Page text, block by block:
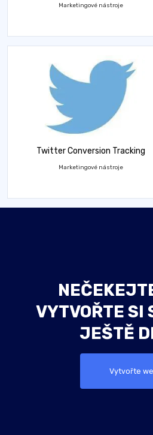
Marketingové nástroje
Twitter Conversion Tracking
Marketingové nástroje
VYTVOŘTE SI
JEŠTĚ
Vytvořte